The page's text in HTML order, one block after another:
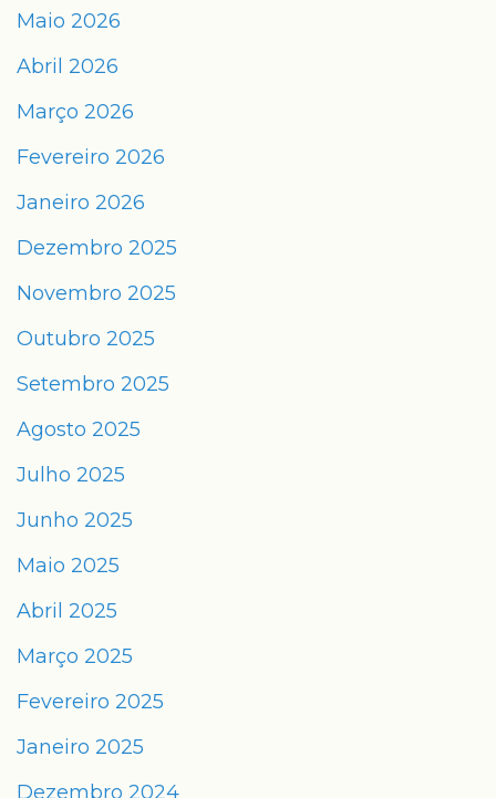
Maio 2026
Abril 2026
Março 2026
Fevereiro 2026
Janeiro 2026
Dezembro 2025
Novembro 2025
Outubro 2025
Setembro 2025
Agosto 2025
Julho 2025
Junho 2025
Maio 2025
Abril 2025
Março 2025
Fevereiro 2025
Janeiro 2025
Dezembro 2024